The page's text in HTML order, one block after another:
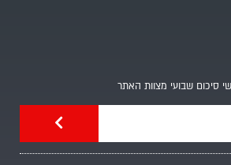
סיכום שבועי מצוות האתר